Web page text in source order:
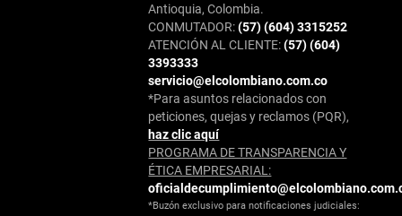
Antioquia, Colombia.
CONMUTADOR:(57) (604) 3315252
ATENCIÓN AL CLIENTE:(57) (604)
3393333
servicio@elcolombiano.com.co
*Para asuntos relacionados con
peticiones, quejas y reclamos (PQR),
haz clic aquí
PROGRAMA DE TRANSPARENCIA Y
ÉTICA EMPRESARIAL:
*Buzón exclusivo para notificaciones judiciales: